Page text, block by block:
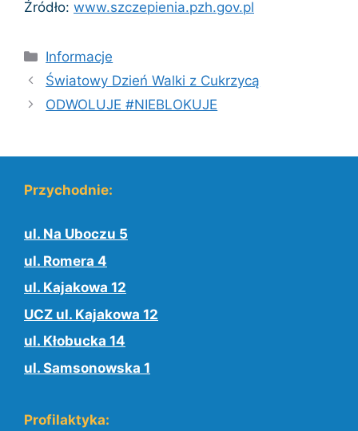
Źródło: www.szczepienia.pzh.gov.pl
Kategorie
Informacje
Światowy Dzień Walki z Cukrzycą
ODWOLUJE #NIEBLOKUJE
Przychodnie:
ul. Na Uboczu 5
ul. Romera 4
ul. Kajakowa 12
UCZ ul. Kajakowa 12
ul. Kłobucka 14
ul. Samsonowska 1
Profilaktyka: